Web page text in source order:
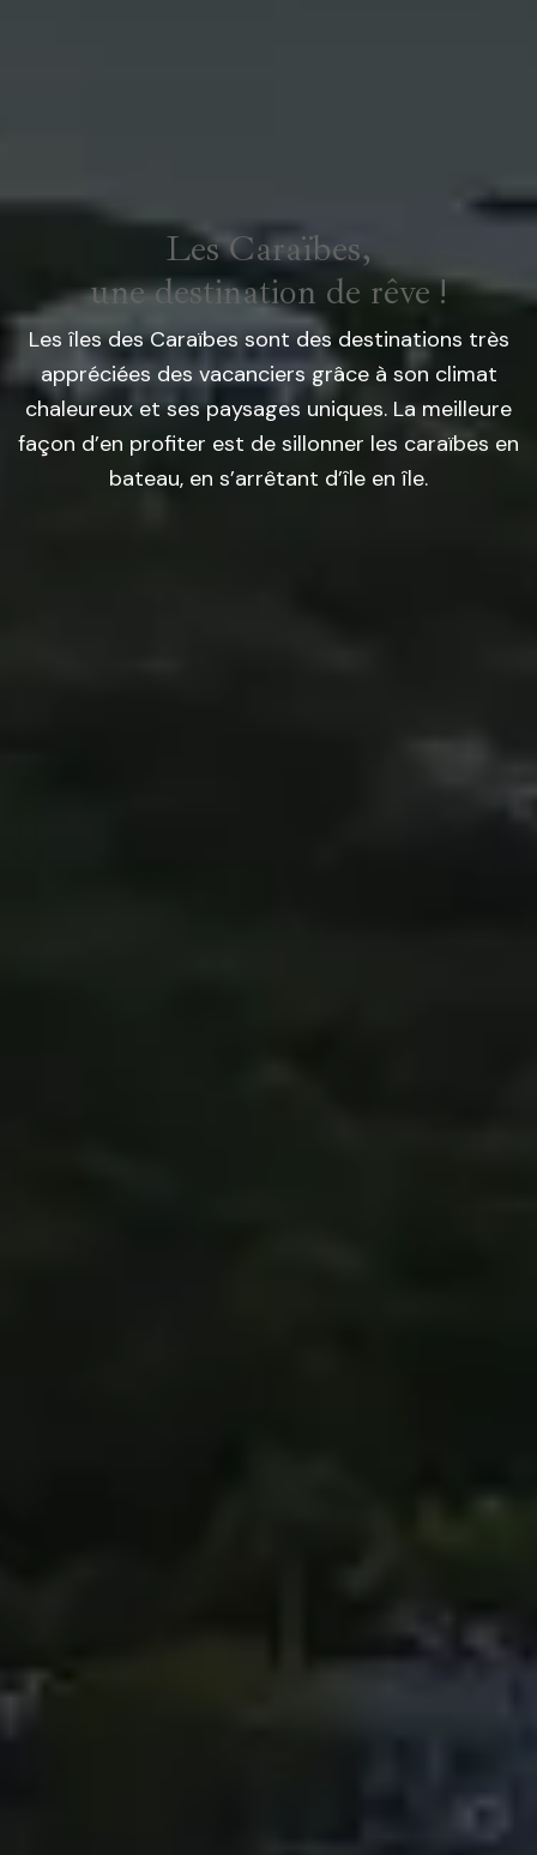
Les Caraïbes,
une destination de rêve !
Les îles des Caraïbes sont des destinations très
appréciées des vacanciers grâce à son climat
chaleureux et ses paysages uniques. La meilleure
façon d’en profiter est de sillonner les caraïbes en
bateau, en s’arrêtant d’île en île.